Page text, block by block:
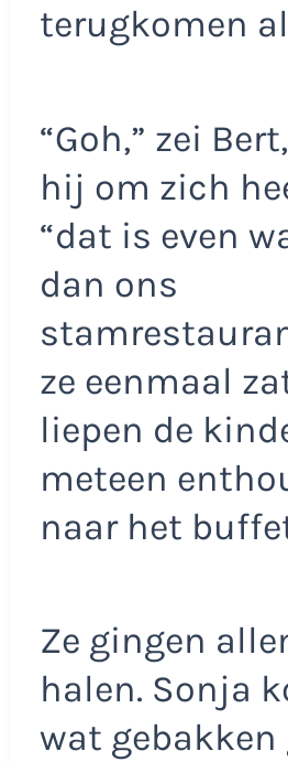
terugkomen
“Goh,” zei
hij om zich
“dat is even
dan ons
ze eenmaal
liepen de
meteen
naar het
Ze gingen
halen. Sonja
wat gebakken